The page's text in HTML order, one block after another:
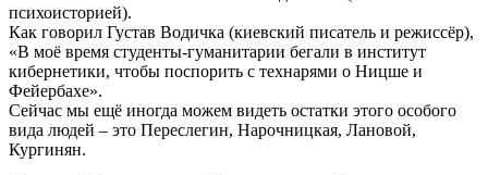
психоисторией).
Как говорил Густав Водичка (киевский писатель и режиссёр),
«В моё время студенты-гуманитарии бегали в институт
кибернетики, чтобы поспорить с технарями о Ницше и
Фейербахе».
Сейчас мы ещё иногда можем видеть остатки этого особого
вида людей – это Переслегин, Нарочницкая, Лановой,
Кургинян.